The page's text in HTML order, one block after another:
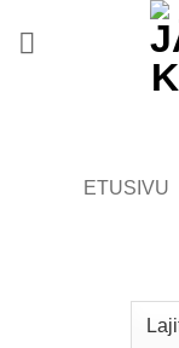
ETUSIVU